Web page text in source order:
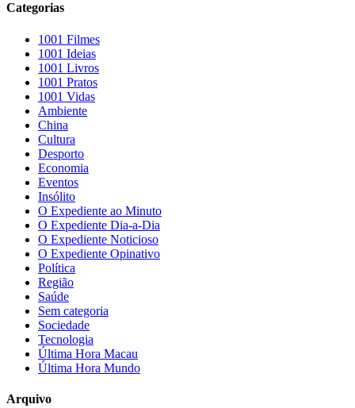
Categorias
1001 Filmes
1001 Ideias
1001 Livros
1001 Pratos
1001 Vidas
Ambiente
China
Cultura
Desporto
Economia
Eventos
Insólito
O Expediente ao Minuto
O Expediente Dia-a-Dia
O Expediente Noticioso
O Expediente Opinativo
Política
Região
Saúde
Sem categoria
Sociedade
Tecnologia
Última Hora Macau
Última Hora Mundo
Arquivo